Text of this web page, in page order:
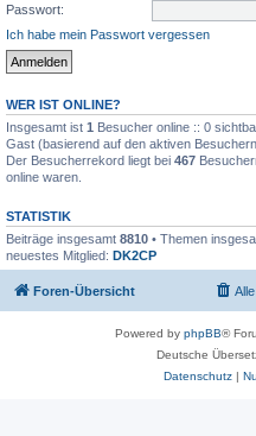
Passwort:
Ich habe mein Passwort vergessen
WER IST ONLINE?
Insgesamt ist 1 Besucher online :: 0
Gast (basierend auf den aktiven
Der Besucherrekord liegt bei 467
online waren.
STATISTIK
Beiträge insgesamt 8810 • Themen
neuestes Mitglied: DK2CP
Foren-Übersicht
Powered by phpBB®
Deutsche
Datenschutz|